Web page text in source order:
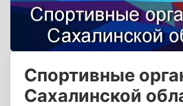
Спортивные
Сахалинской